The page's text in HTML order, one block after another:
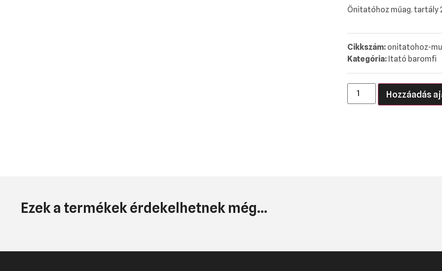
Önitatóhoz műag. tartály
Cikkszám: onitatohoz-
Kategória: Itató baromfi
Hozzáadás
Ezek a termékek érdekelhetnek még...